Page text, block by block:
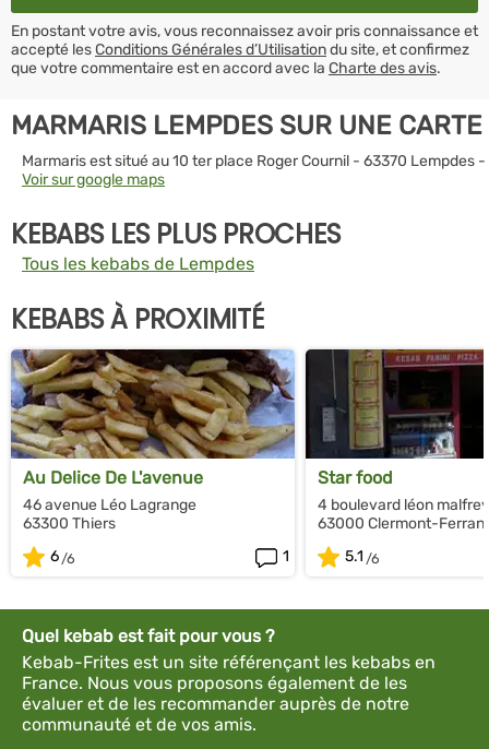
En postant votre avis, vous reconnaissez avoir pris connaissance et
accepté lesConditions Générales d’Utilisationdu site, et confirmez
que votre commentaire est en accord avec la Charte des avis.
MARMARIS LEMPDES SUR UNE CARTE
Marmaris est situé au 10 ter place Roger Cournil - 63370 Lempdes -
Voir sur google maps
KEBABS LES PLUS PROCHES
Tous les kebabs de Lempdes
KEBABS À PROXIMITÉ
Au Delice De L'avenue
46 avenue Léo Lagrange
63300 Thiers
6
1
Star food
4 boulevard léon
63000 Clermont-
5.1
Quel kebab est fait pour vous ?
Kebab-Frites est un site référençant les kebabs en
France. Nous vous proposons également de les
évaluer et de les recommander auprès de notre
communauté et de vos amis.